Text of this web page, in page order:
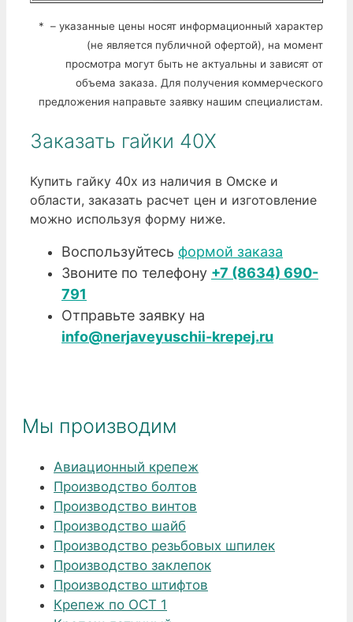
* – указанные цены носят информационный характер
(не является публичной офертой), на момент
просмотра могут быть не актуальны и зависят от
объема заказа. Для получения коммерческого
предложения направьте заявку нашим специалистам.
Заказать гайки 40Х
Купить гайку 40х из наличия в Омске и
области, заказать расчет цен и изготовление
можно используя форму ниже.
Воспользуйтесь формой заказа
Звоните по телефону +7 (8634) 690-
791
Отправьте заявку на
info@nerjaveyuschii-krepej.ru
Мы производим
Авиационный крепеж
Производство болтов
Производство винтов
Производство шайб
Производство резьбовых шпилек
Производство заклепок
Производство штифтов
Крепеж по ОСТ 1